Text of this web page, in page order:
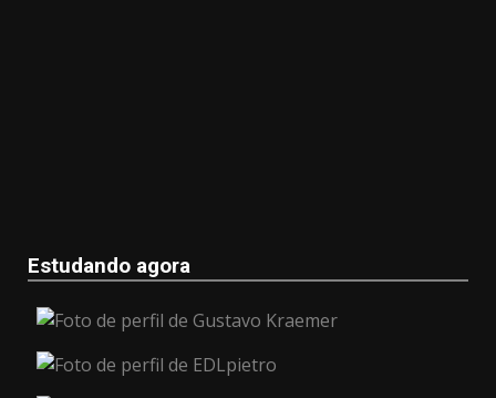
Estudando agora